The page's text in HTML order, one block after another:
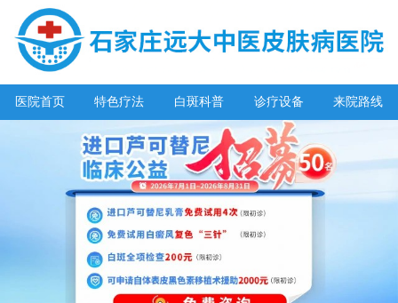
医院首页 特色疗法 白斑科普 诊疗设备 来院路线
阳春三月·抗白复发——远大白斑抗复发活动开启!
7天唤醒黑色素，寒假不留白 体面迎新年!